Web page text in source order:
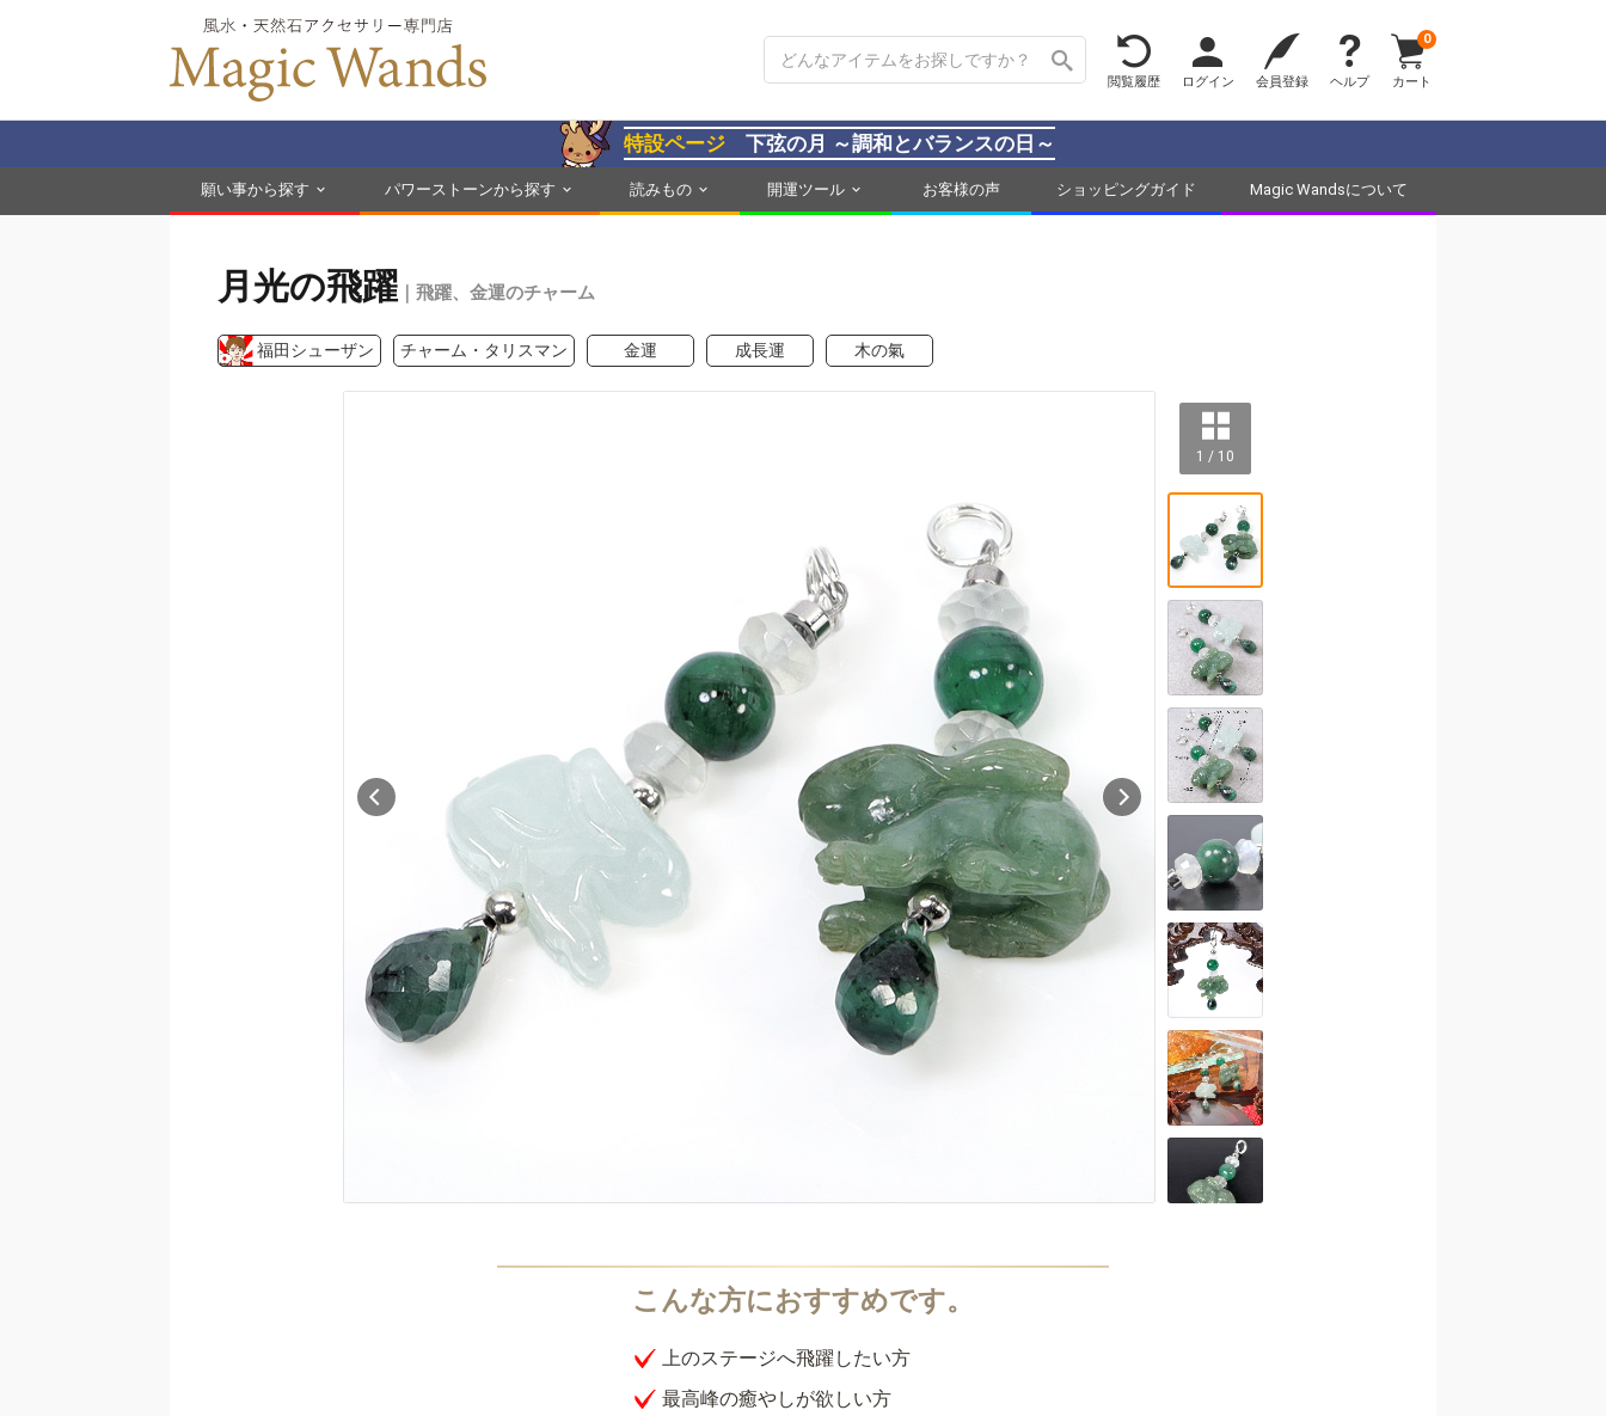
閲覧履歴 ログイン 会員登録 ヘルプ カート
0
特設ページ 下弦の月 ～調和とバランスの日～
願い事から探す パワーストーンから探す 読みもの 開運ツール お客様の声 ショッピングガイド Magic Wandsについて
月光の飛躍 ｜飛躍、金運のチャーム
福田シューザン チャーム・タリスマン 金運 成長運 木の氣
1 / 10
上のステージへ飛躍したい方
最高峰の癒やしが欲しい方